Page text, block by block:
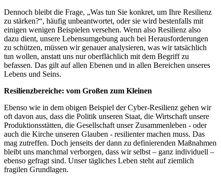
Dennoch bleibt die Frage, „Was tun Sie konkret, um Ihre Resilienz
zu stärken?“, häufig unbeantwortet, oder sie wird bestenfalls mit
einigen wenigen Beispielen versehen. Wenn also Resilienz also
dazu dient, unsere Lebensumgebung auch bei Herausforderungen
zu schützen, müssen wir genauer analysieren, was wir tatsächlich
tun wollen, anstatt uns nur oberflächlich mit dem Begriff zu
befassen. Das gilt auf allen Ebenen und in allen Bereichen unseres
Lebens und Seins.
Resilienzbereiche: vom Großen zum Kleinen
Ebenso wie in dem obigen Beispiel der Cyber-Resilienz gehen wir
oft davon aus, dass die Politik unseren Staat, die Wirtschaft unsere
Produktionsstätten, die Gesellschaft unser Zusammenleben - oder
auch die Kirche unseren Glauben - resilienter machen muss. Das
mag zutreffen. Doch jenseits der dann zu definierenden Maßnahmen
bleibt uns manchmal verborgen, dass wir selbst – ganz individuell –
ebenso gefragt sind. Unser tägliches Leben steht auf ziemlich
fragilen Grundlagen.